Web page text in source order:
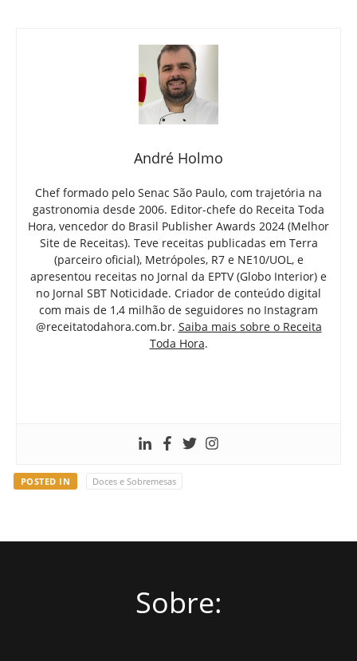
André Holmo
Chef formado pelo Senac São Paulo, com trajetória na
gastronomia desde 2006. Editor-chefe do Receita Toda
Hora, vencedor do Brasil Publisher Awards 2024 (Melhor
Site de Receitas). Teve receitas publicadas em Terra
(parceiro oficial), Metrópoles, R7 e NE10/UOL, e
apresentou receitas no Jornal da EPTV (Globo Interior) e
no Jornal SBT Noticidade. Criador de conteúdo digital
com mais de 1,4 milhão de seguidores no Instagram
@receitatodahora.com.br. Saiba mais sobre o Receita
Toda Hora.
POSTED IN Doces e Sobremesas
Sobre: